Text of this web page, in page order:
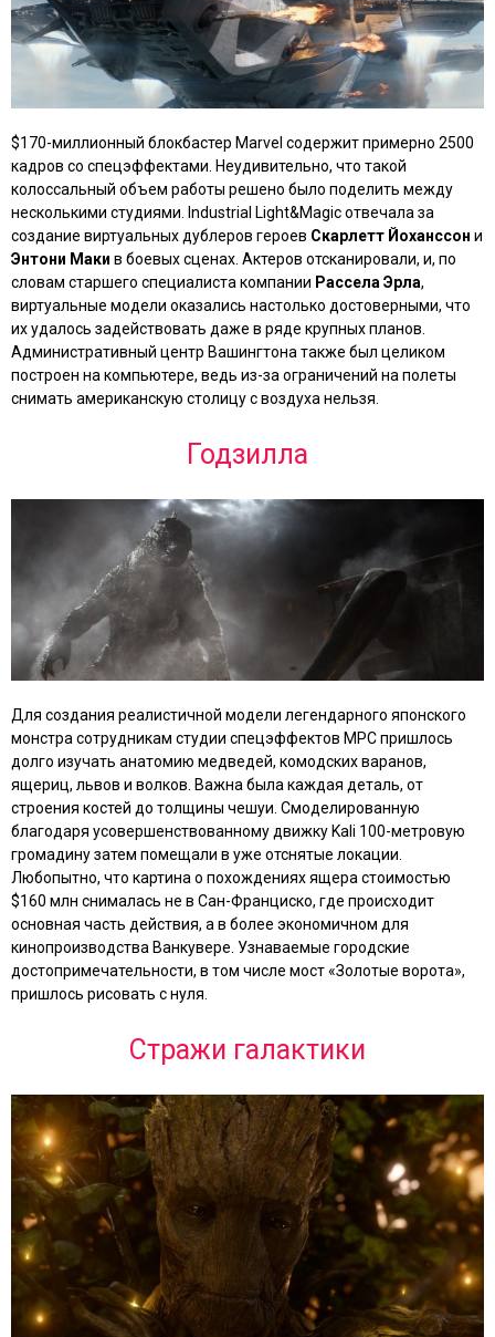
$170-миллионный блокбастер Marvel содержит примерно 2500
кадров со спецэффектами. Неудивительно, что такой
колоссальный объем работы решено было поделить между
несколькими студиями. Industrial Light&Magic отвечала за
создание виртуальных дублеров героев Скарлетт Йоханссон и
Энтони Маки в боевых сценах. Актеров отсканировали, и, по
словам старшего специалиста компании Рассела Эрла,
виртуальные модели оказались настолько достоверными, что
их удалось задействовать даже в ряде крупных планов.
Административный центр Вашингтона также был целиком
построен на компьютере, ведь из-за ограничений на полеты
снимать американскую столицу с воздуха нельзя.
Годзилла
Для создания реалистичной модели легендарного японского
монстра сотрудникам студии спецэффектов MPC пришлось
долго изучать анатомию медведей, комодских варанов,
ящериц, львов и волков. Важна была каждая деталь, от
строения костей до толщины чешуи. Смоделированную
благодаря усовершенствованному движку Kali 100-метровую
громадину затем помещали в уже отснятые локации.
Любопытно, что картина о похождениях ящера стоимостью
$160 млн снималась не в Сан-Франциско, где происходит
основная часть действия, а в более экономичном для
кинопроизводства Ванкувере. Узнаваемые городские
достопримечательности, в том числе мост «Золотые ворота»,
пришлось рисовать с нуля.
Стражи галактики